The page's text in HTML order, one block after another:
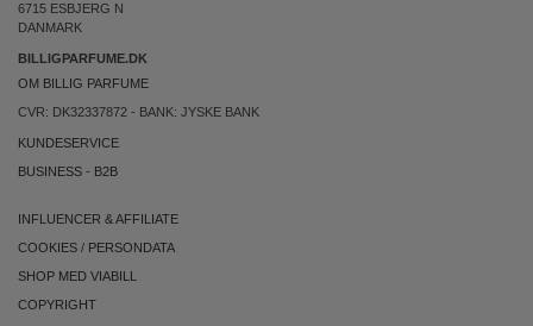
6715 ESBJERG N
DANMARK
BILLIGPARFUME.DK
OM BILLIG PARFUME
CVR: DK32337872 - BANK: JYSKE BANK
KUNDESERVICE
BUSINESS - B2B
INFLUENCER & AFFILIATE
COOKIES / PERSONDATA
SHOP MED VIABILL
COPYRIGHT